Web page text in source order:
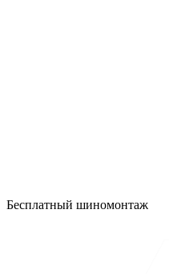
Бесплатный шиномонтаж